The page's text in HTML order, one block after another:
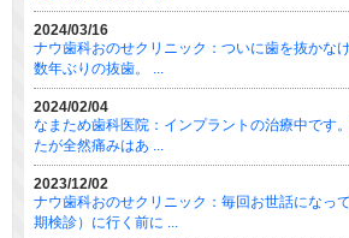
2024/03/16
ナウ歯科おのせクリニック：ついに歯を抜かな
数年ぶりの抜歯。 ...
2024/02/04
なまため歯科医院：インプラントの治療中です
たが全然痛みはあ ...
2023/12/02
ナウ歯科おのせクリニック：毎回お世話になっ
期検診）に行く前に ...